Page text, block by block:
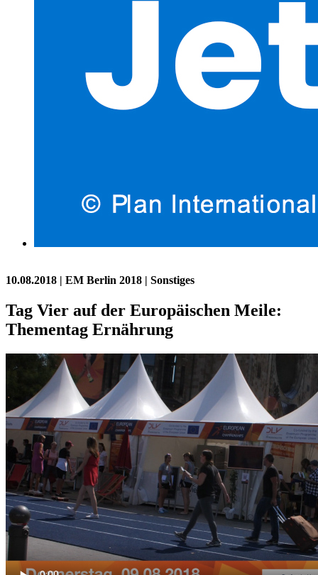
10.08.2018 | EM Berlin 2018 | Sonstiges
Tag Vier auf der Europäischen Meile:
Thementag Ernährung